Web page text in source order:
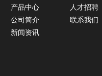
产品中心
人才招聘
公司简介
联系我们
新闻资讯